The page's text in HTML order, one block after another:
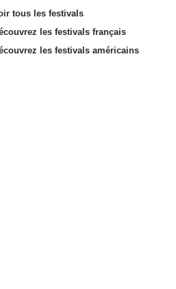
tous les festivals
les festivals français
les festivals américains